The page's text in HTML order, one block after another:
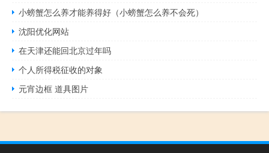
小螃蟹怎么养才能养得好（小螃蟹怎么养不会死）
沈阳优化网站
在天津还能回北京过年吗
个人所得税征收的对象
元宵边框 道具图片